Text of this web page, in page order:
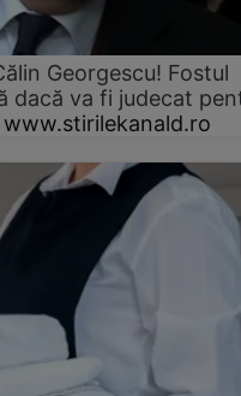
Georgescu! Fostul
dacă va fi judecat
www.stirilekanald.ro